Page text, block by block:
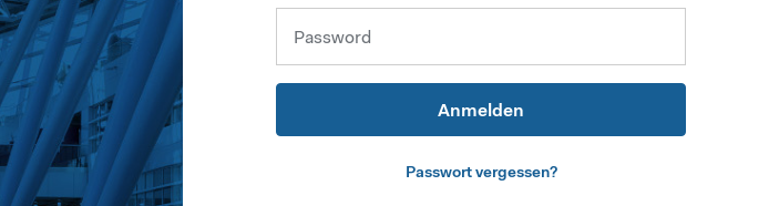
Password
Anmelden
Passwort vergessen?